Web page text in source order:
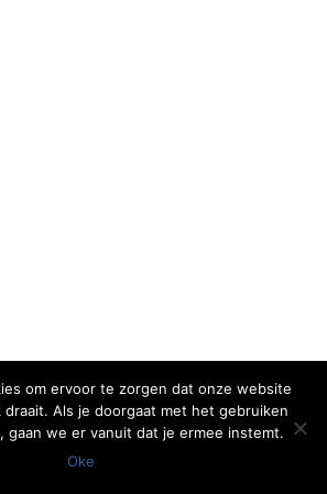
om ervoor te zorgen dat onze website
draait. Als je doorgaat met het gebruiken
gaan we er vanuit dat je ermee instemt.
Oke